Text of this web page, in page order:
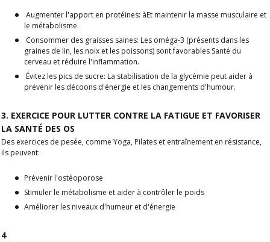
Augmenter l'apport en protéines: àEt maintenir la masse musculaire et
le métabolisme.
Consommer des graisses saines: Les oméga-3 (présents dans les
graines de lin, les noix et les poissons) sont favorables Santé du
cerveau et réduire l'inflammation.
Évitez les pics de sucre: La stabilisation de la glycémie peut aider à
prévenir les décoons d'énergie et les changements d'humour.
3. EXERCICE POUR LUTTER CONTRE LA FATIGUE ET FAVORISER
LA SANTÉ DES OS
Des exercices de pesée, comme Yoga, Pilates et entraînement en résistance,
ils peuvent:
Prévenir l'ostéoporose
Stimuler le métabolisme et aider à contrôler le poids
Améliorer les niveaux d'humeur et d'énergie
4